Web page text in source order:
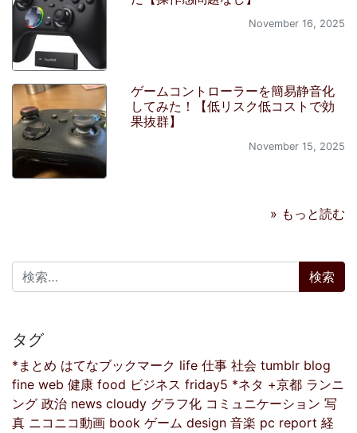
November 16, 2025
ゲームコントローラーを簡易静音化
してみた！【低リスク低コストで効
果抜群】
November 15, 2025
» もっと読む
検索:
タグ
*まとめ はてなブックマーク life 仕事 社会 tumblr blog
fine web 健康 food ビジネス friday5 *ネタ +京都 ランニ
ング 政治 news cloudy グラフ化 コミュニケーション 写
真 ニコニコ動画 book ゲーム design 音楽 pc report 経